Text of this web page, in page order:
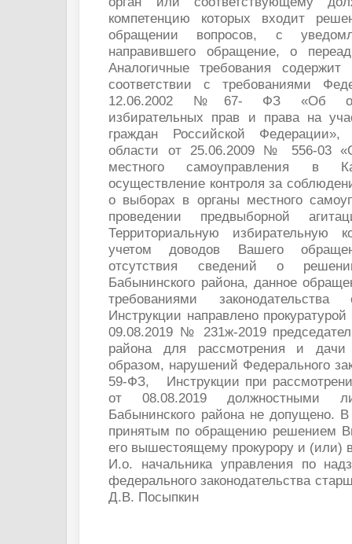
компетенцию которых входит
обращении вопросов, с
направившего обращение, о
Аналогичные требования
соответствии с требованиями
12.06.2002 №67- ФЗ «Об
избирательных прав и права на
граждан Российской Федерации»,
области от 25.06.2009 № 556-03
местного самоуправления в
осуществление контроля за
о выборах в органы местного
проведении предвыборной
Территориальную
учетом доводов Вашего
отсутствия сведений о
Бабынинского района, данное
требованиями
Инструкции направлено
09.08.2019 № 231ж-2019
района для рассмотрения и
образом, нарушений
59-ФЗ, Инструкции при
от 08.08.2019 должностными
Бабынинского района не допущено. В
принятым по обращению решением
его вышестоящему прокурору и (или)
И.о. начальника управления по
федерального законодательства
Д.В. Посыпкин